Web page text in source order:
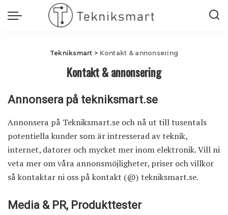
Tekniksmart > Kontakt & annonsering
Kontakt & annonsering
Annonsera på tekniksmart.se
Annonsera på Tekniksmart.se och nå ut till tusentals
potentiella kunder som är intresserad av teknik,
internet, datorer och mycket mer inom elektronik. Vill ni
veta mer om våra annonsmöjligheter, priser och villkor
så kontaktar ni oss på kontakt (@) tekniksmart.se.
Media & PR, Produkttester